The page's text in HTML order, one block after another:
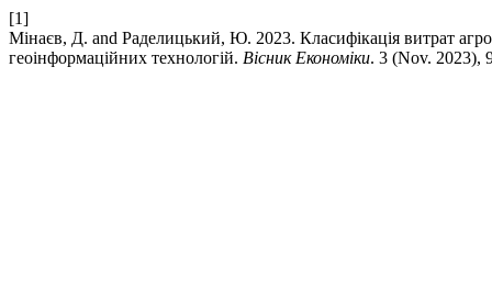
[1]
Мінаєв, Д. and Раделицький, Ю. 2023. Класифікація витрат
геоінформаційних технологій. Вісник Економіки. 3 (Nov. 2023),